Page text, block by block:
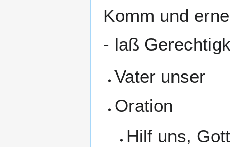
Komm und
- laß
Vater unser
Oration
Hilf uns,